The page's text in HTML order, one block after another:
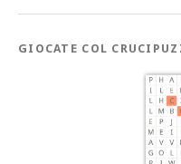
GIOCATE COL